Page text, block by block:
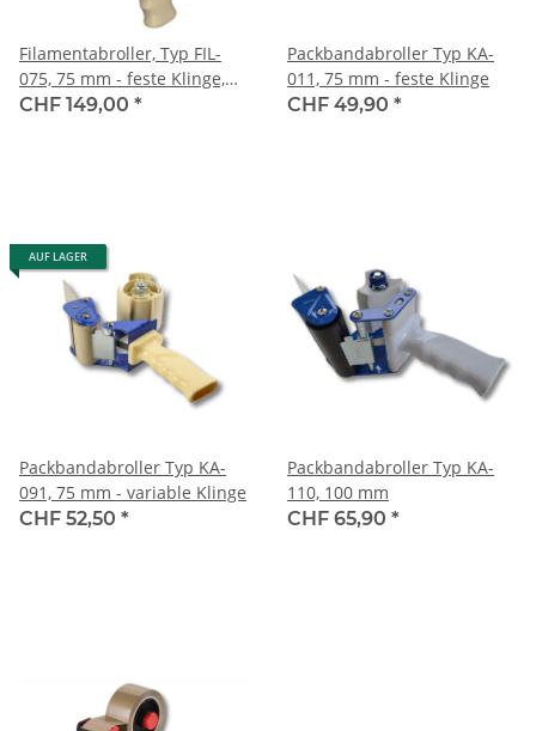
Filamentabroller, Typ FIL-
075, 75 mm - feste Klinge,
mit Bremsfunktion
CHF 149,00 *
Packbandabroller Typ KA-
011, 75 mm - feste Klinge
CHF 49,90 *
AUF LAGER
Packbandabroller Typ KA-
091, 75 mm - variable Klinge
CHF 52,50 *
Packbandabroller Typ KA-
110, 100 mm
CHF 65,90 *